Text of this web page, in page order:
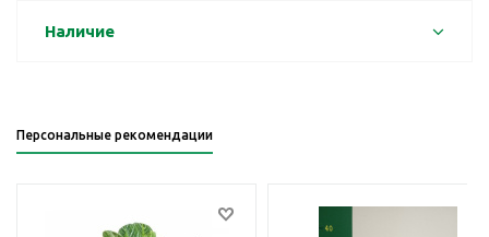
Наличие
Персональные рекомендации